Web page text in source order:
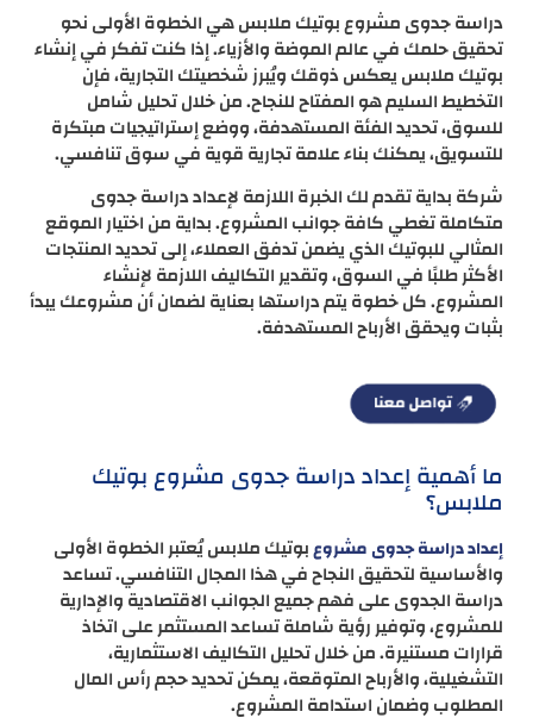
دراسة جدوى مشروع بوتيك ملابس هي الخطوة الأولى نحو
تحقيق حلمك في عالم الموضة والأزياء. إذا كنت تفكر في إنشاء
بوتيك ملابس يعكس ذوقك ويُبرز شخصيتك التجارية، فإن
التخطيط السليم هو المفتاح للنجاح. من خلال تحليل شامل
للسوق، تحديد الفئة المستهدفة، ووضع إستراتيجيات مبتكرة
للتسويق، يمكنك بناء علامة تجارية قوية في سوق تنافسي.
شركة بداية تقدم لك الخبرة اللازمة لإعداد دراسة جدوى
متكاملة تغطي كافة جوانب المشروع. بداية من اختيار الموقع
المثالي للبوتيك الذي يضمن تدفق العملاء، إلى تحديد المنتجات
الأكثر طلبًا في السوق، وتقدير التكاليف اللازمة لإنشاء
المشروع. كل خطوة يتم دراستها بعناية لضمان أن مشروعك يبدأ
بثبات ويحقق الأرباح المستهدفة.
ما أهمية إعداد دراسة جدوى مشروع بوتيك
ملابس؟
إعداد دراسة جدوى مشروعبوتيك ملابس يُعتبر الخطوة الأولى
والأساسية لتحقيق النجاح في هذا المجال التنافسي. تساعد
دراسة الجدوى على فهم جميع الجوانب الاقتصادية والإدارية
للمشروع، وتوفير رؤية شاملة تساعد المستثمر على اتخاذ
قرارات مستنيرة. من خلال تحليل التكاليف الاستثمارية،
التشغيلية، والأرباح المتوقعة، يمكن تحديد حجم رأس المال
المطلوب وضمان استدامة المشروع.